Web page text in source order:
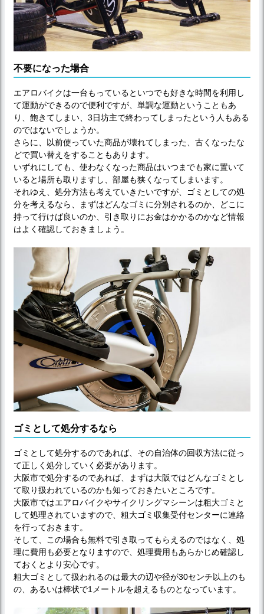
不要になった場合
エアロバイクは一台もっているといつでも好きな時間を利用し
て運動ができるので便利ですが、単調な運動ということもあ
り、飽きてしまい、3日坊主で終わってしまったという人もある
のではないでしょうか。
さらに、以前使っていた商品が壊れてしまった、古くなったな
どで買い替えをすることもあります。
いずれにしても、使わなくなった商品はいつまでも家に置いて
いると場所も取りますし、部屋も狭くなってしまいます。
それゆえ、処分方法も考えていきたいですが、ゴミとしての処
分を考えるなら、まずはどんなゴミに分別されるのか、どこに
持って行けば良いのか、引き取りにお金はかかるのかなど情報
はよく確認しておきましょう。
ゴミとして処分するなら
ゴミとして処分するのであれば、その自治体の回収方法に従っ
て正しく処分していく必要があります。
大阪市で処分するのであれば、まずは大阪ではどんなゴミとし
て取り扱われているのかも知っておきたいところです。
大阪市ではエアロバイクやサイクリングマシーンは粗大ゴミと
して処理されていますので、粗大ゴミ収集受付センターに連絡
を行っておきます。
そして、この場合も無料で引き取ってもらえるのではなく、処
理に費用も必要となりますので、処理費用もあらかじめ確認し
ておくとより安心です。
粗大ゴミとして扱われるのは最大の辺や径が30センチ以上のも
の、あるいは棒状で1メートルを超えるものとなっています。